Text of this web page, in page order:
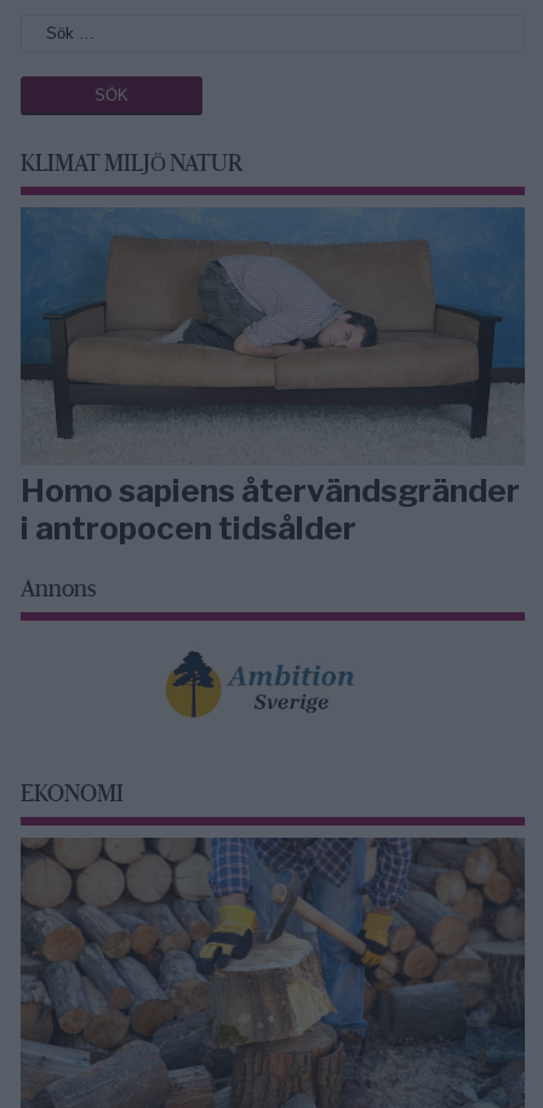
KLIMAT MILJÖ NATUR
Homo sapiens återvändsgränder
i antropocen tidsålder
Annons
EKONOMI